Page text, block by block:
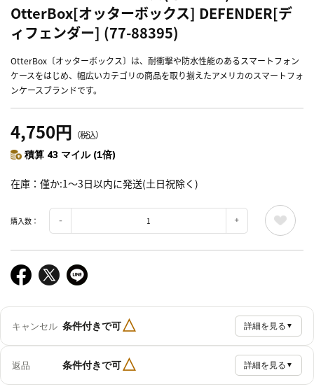
OtterBox[オッターボックス] DEFENDER[デ
ィフェンダー] (77-88395)
OtterBox〔オッターボックス〕は、耐衝撃や防水性能のあるスマートフォン
ケースをはじめ、幅広いカテゴリの商品を取り揃えたアメリカのスマートフォ
ンケースブランドです。
4,750円 （税込）
積算 43 マイル (1倍)
在庫 僅か:1～3日以内に発送(土日祝除く)
購入数：
キャンセル 条件付きで可△ 詳細を見る ▼
返品 条件付きで可△ 詳細を見る ▼